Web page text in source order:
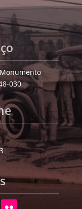
030